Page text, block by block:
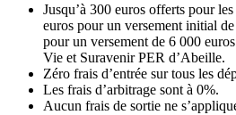
Jusqu’à 300 euros offerts pour
euros pour un versement initial
pour un versement de 6 000
Vie et Suravenir PER d’Abeille.
Zéro frais d’entrée sur tous les
Les frais d’arbitrage sont à 0%.
Aucun frais de sortie ne